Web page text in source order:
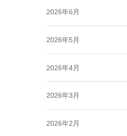
2026年6月
2026年5月
2026年4月
2026年3月
2026年2月